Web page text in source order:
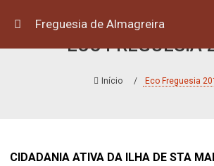
ECO FREGUESIA
Início Eco Freguesia
CIDADANIA ATIVA DA ILHA DE STA
Freguesia de Almagreira